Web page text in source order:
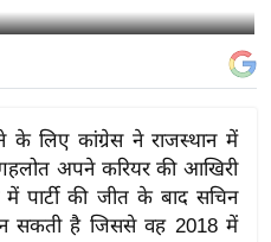
के लिए कांग्रेस ने राजस्थान में
गहलोत अपने करियर की आखिरी
पार्टी की जीत के बाद सचिन
सकती है जिससे वह 2018 में